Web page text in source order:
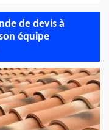
de devis à
équipe